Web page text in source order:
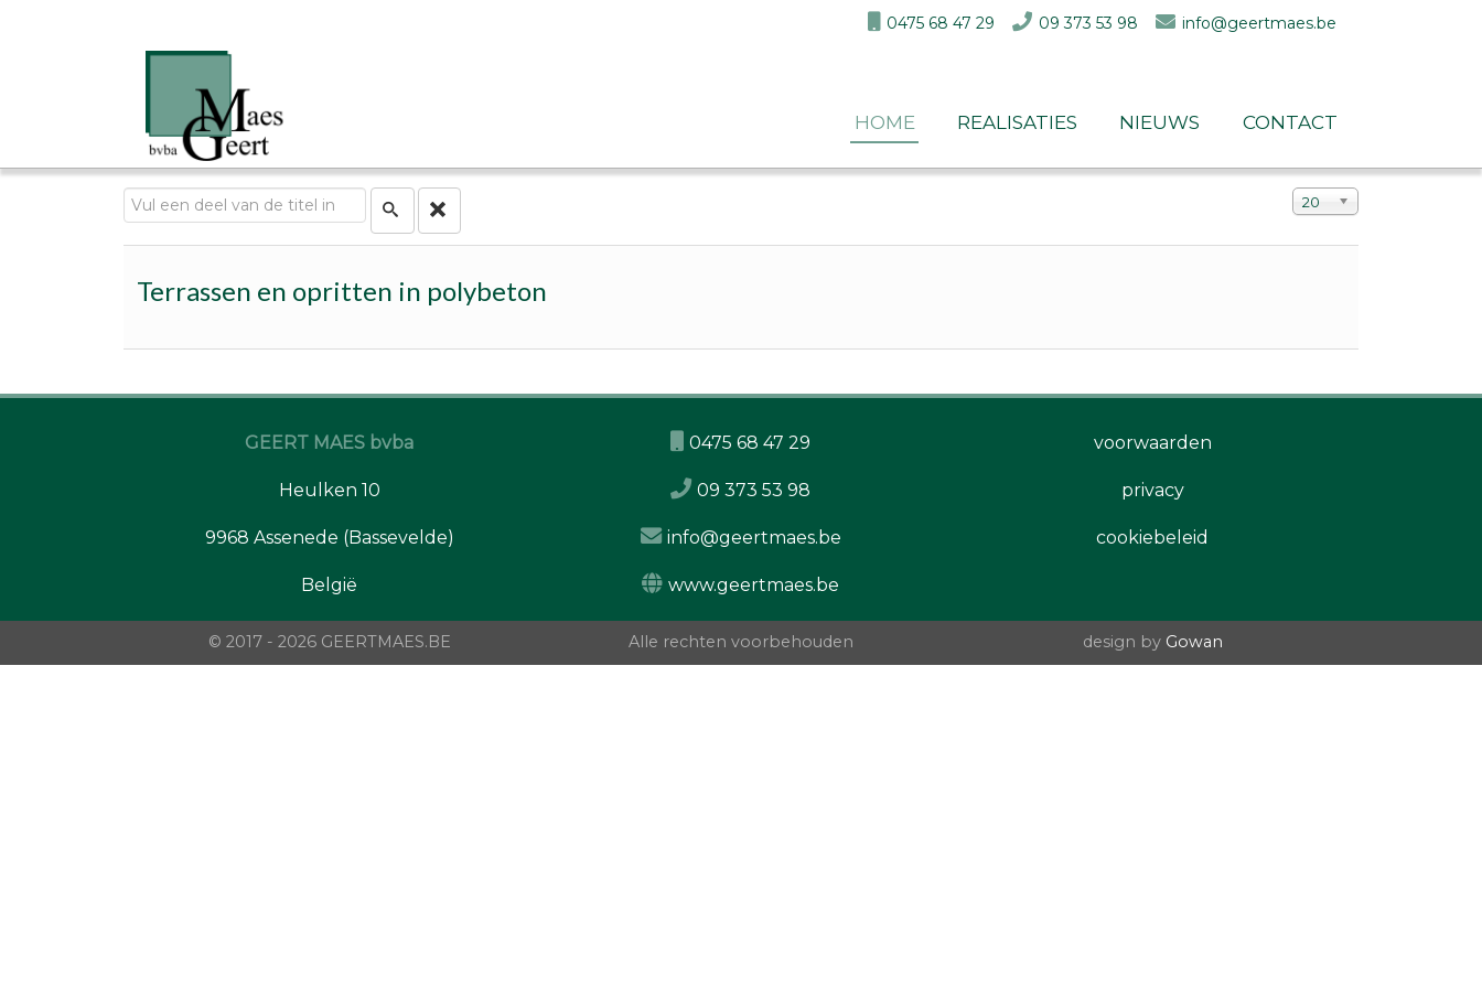
0475 68 47 29 09 373 53 98 info@geertmaes.be
home realisaties nieuws contact
Vul een deel van de titel in Toon #
20
Terrassen en opritten in polybeton
GEERT MAES bvba
Heulken 10
9968 Assenede (Bassevelde)
België
0475 68 47 29
09 373 53 98
info@geertmaes.be
www.geertmaes.be
voorwaarden
privacy
cookiebeleid
© 2017 - 2026 GEERTMAES.BE Alle rechten voorbehouden design by Gowan